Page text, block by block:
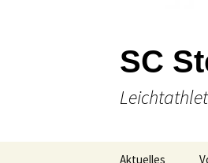
SC
Aktuelles